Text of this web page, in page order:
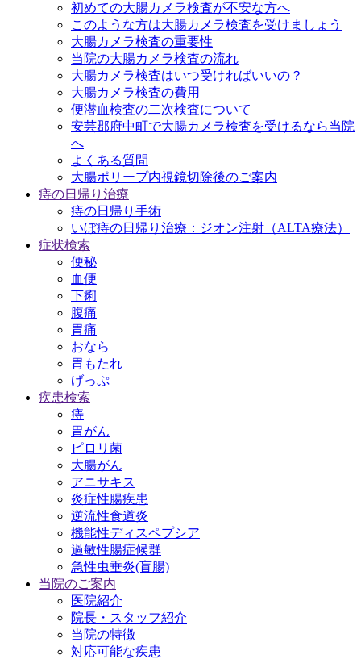
初めての大腸カメラ検査が不安な方へ
このような方は大腸カメラ検査を受けましょう
大腸カメラ検査の重要性
当院の大腸カメラ検査の流れ
大腸カメラ検査はいつ受ければいいの？
大腸カメラ検査の費用
便潜血検査の二次検査について
安芸郡府中町で大腸カメラ検査を受けるなら当院
へ
よくある質問
大腸ポリープ内視鏡切除後のご案内
痔の日帰り治療
痔の日帰り手術
いぼ痔の日帰り治療：ジオン注射（ALTA療法）
症状検索
便秘
血便
下痢
腹痛
胃痛
おなら
胃もたれ
げっぷ
疾患検索
痔
胃がん
ピロリ菌
大腸がん
アニサキス
炎症性腸疾患
逆流性食道炎
機能性ディスペプシア
過敏性腸症候群
急性虫垂炎(盲腸)
当院のご案内
医院紹介
院長・スタッフ紹介
当院の特徴
対応可能な疾患